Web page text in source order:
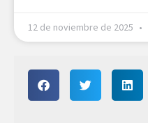
12 de noviembre de 2025